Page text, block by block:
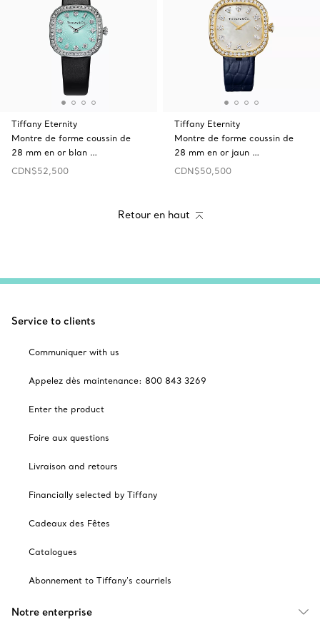
Tiffany Eternity
Montre de forme coussin de
28 mm en or blan …
CDN$52,500
Tiffany Eternity
Montre de forme coussin de
28 mm en or jaun …
CDN$50,500
Retour en haut
Service to clients
Communiquer with us
Appelez dès maintenance: 800 843 3269
Enter the product
Foire aux questions
Livraison and retours
Financially selected by Tiffany
Cadeaux des Fêtes
Catalogues
Abonnement to Tiffany's courriels
Notre enterprise